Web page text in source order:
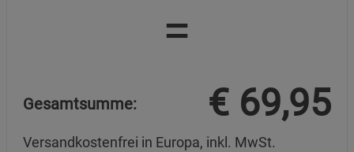
=
Gesamtsumme: € 69,95
Versandkostenfrei in Europa, inkl. MwSt.